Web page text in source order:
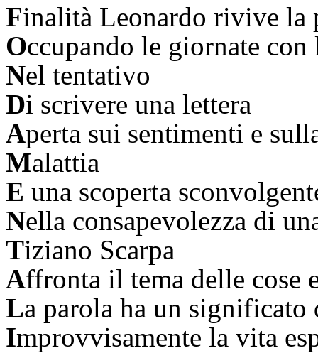
Finalità Leonardo rivive la
Occupando le giornate
Nel tentativo
Di scrivere una lettera
Aperta sui sentimenti e
Malattia
E una scoperta
Nella consapevolezza di
Tiziano Scarpa
Affronta il tema delle cose
La parola ha un significato
Improvvisamente la vita